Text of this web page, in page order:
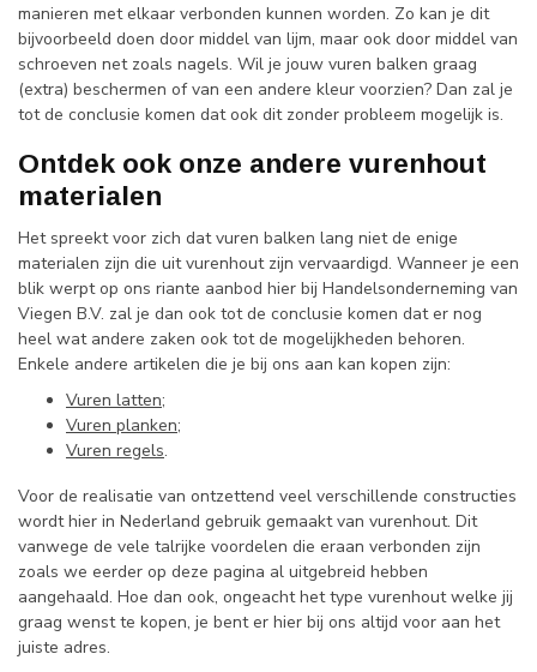
manieren met elkaar verbonden kunnen worden. Zo kan je dit
bijvoorbeeld doen door middel van lijm, maar ook door middel van
schroeven net zoals nagels. Wil je jouw vuren balken graag
(extra) beschermen of van een andere kleur voorzien? Dan zal je
tot de conclusie komen dat ook dit zonder probleem mogelijk is.
Ontdek ook onze andere vurenhout
materialen
Het spreekt voor zich dat vuren balken lang niet de enige
materialen zijn die uit vurenhout zijn vervaardigd. Wanneer je een
blik werpt op ons riante aanbod hier bij Handelsonderneming van
Viegen B.V. zal je dan ook tot de conclusie komen dat er nog
heel wat andere zaken ook tot de mogelijkheden behoren.
Enkele andere artikelen die je bij ons aan kan kopen zijn:
Vuren latten;
Vuren planken;
Vuren regels.
Voor de realisatie van ontzettend veel verschillende constructies
wordt hier in Nederland gebruik gemaakt van vurenhout. Dit
vanwege de vele talrijke voordelen die eraan verbonden zijn
zoals we eerder op deze pagina al uitgebreid hebben
aangehaald. Hoe dan ook, ongeacht het type vurenhout welke jij
graag wenst te kopen, je bent er hier bij ons altijd voor aan het
juiste adres.